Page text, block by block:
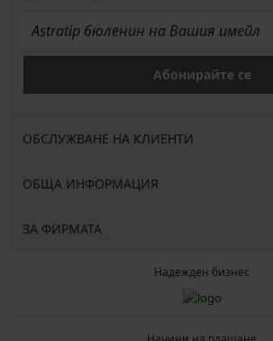
Абонирайте се
ОБСЛУЖВАНЕ НА КЛИЕНТИ
ОБЩА ИНФОРМАЦИЯ
ЗА ФИРМАТА
Надежден бизнес